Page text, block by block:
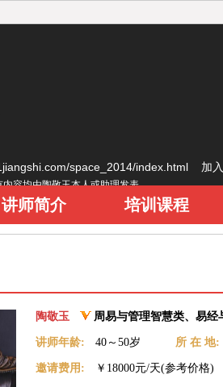
space_2014/index.html 加
容均由陶敬玉本人或助理发表
讲师简介 培训课程
陶敬玉 周易与管理智慧类、易经
讲师年龄: 40～50岁 所 在 地:
邀请费用: ￥18000元/天(参考价格)